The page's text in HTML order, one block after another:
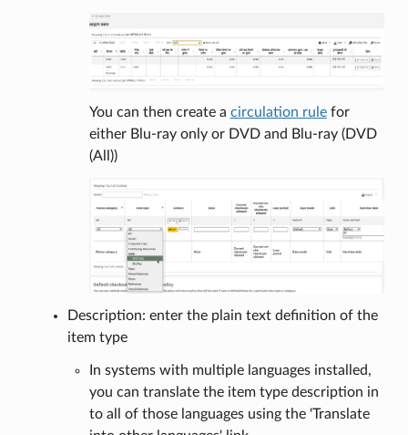
You can then create a circulation rulefor
either Blu-ray only or DVD and Blu-ray (DVD
(All))
Description: enter the plain text definition of the
item type
In systems with multiple languages installed,
you can translate the item type description in
to all of those languages using the 'Translate